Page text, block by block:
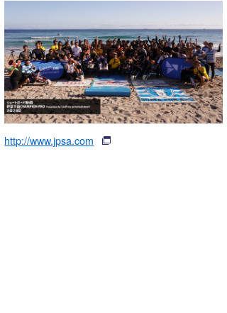
http://www.jpsa.com